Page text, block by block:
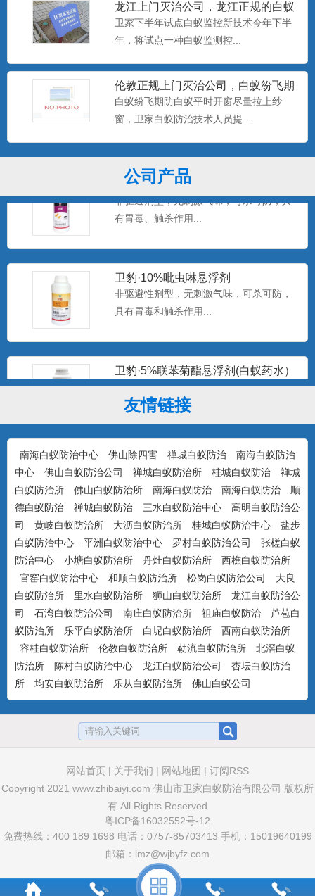
龙江上门灭治公司，龙江正规的白蚁
防治中心，卫家下半年试点白
卫家下半年试点白蚁监控新技术今年下半
年，将试点一种白蚁监测控...
伦教正规上门灭治公司，白蚁纷飞期
防白蚁平时开窗尽量拉上纱窗
白蚁纷飞期防白蚁平时开窗尽量拉上纱
窗，卫家白蚁防治技术人员提...
公司产品
产品特点：美国富美实公司出品，无刺激
气味，可杀可防，具有驱避...
美国百户喜10%联苯菊酯乳油
产品特点：美国富美实公司出品，有刺激
气味，具有驱避和触杀作用...
卫豹·卫喜2.5%氟虫腈悬浮剂
非驱避剂型，无刺激气味，可杀可防，具
有胃毒、触杀作用...
卫豹·10%吡虫啉悬浮剂
非驱避性剂型，无刺激气味，可杀可防，
具有胃毒和触杀作用...
卫豹·5%联苯菊酯悬浮剂(白蚁药水）
驱避性剂型，无刺激气味，可杀可防，具
有驱避和触杀作用...
康宇·白浪15%吡虫啉悬浮剂（白蚁
药）
防治对象：装修预防、活蚁杀灭、树木防
治...
美国百户泰2.5%联苯菊酯悬浮剂
产品特点：美国富美实公司出品，无刺激
气味，可杀可防，具有驱避...
美国百户喜10%联苯菊酯乳油
产品特点：美国富美实公司出品，有刺激
气味，具有驱避和触杀作用...
卫豹·卫喜2.5%氟虫腈悬浮剂
非驱避剂型，无刺激气味，可杀可防，具
有胃毒、触杀作用...
卫豹·10%吡虫啉悬浮剂
非驱避性剂型，无刺激气味，可杀可防，
具有胃毒和触杀作用...
友情链接
南海白蚁防治中心 佛山除四害 禅城白蚁防治
南海白蚁防治
中心
佛山白蚁防治公司 禅城白蚁防治所 桂城白蚁防治
禅城
白蚁防治所
佛山白蚁防治所 南海白蚁防治 南海白蚁防治
顺
德白蚁防治
禅城白蚁防治 三水白蚁防治中心
高明白蚁防治公
司
黄岐白蚁防治所 大沥白蚁防治所 桂城白蚁防治中心
盐步
白蚁防治中心
平洲白蚁防治中心 罗村白蚁防治公司
张槎白蚁
防治中心
小塘白蚁防治所 丹灶白蚁防治所
西樵白蚁防治所
官窑白蚁防治中心
和顺白蚁防治所 松岗白蚁防治公司
大良
白蚁防治所
里水白蚁防治所 狮山白蚁防治所
龙江白蚁防治公
司
石湾白蚁防治公司 南庄白蚁防治所 祖庙白蚁防治
芦苞白
蚁防治所
乐平白蚁防治所 白坭白蚁防治所
西南白蚁防治所
容桂白蚁防治所
伦教白蚁防治所 勒流白蚁防治所
北滘白蚁
防治所
陈村白蚁防治中心 龙江白蚁防治公司
杏坛白蚁防治
所
均安白蚁防治所 乐从白蚁防治所 佛山白蚁公司
网站首页 | 关于我们 | 网站地图 | 订阅RSS
Copyright 2021 www.zhibaiyi.com 佛山市卫家白蚁防治有限公司 版权所
有 All Rights Reserved
粤ICP备16032552号-12
免费热线：400 189 1698 电话：0757-85703413 手机：15019640199
邮箱：lmz@wjbyfz.com